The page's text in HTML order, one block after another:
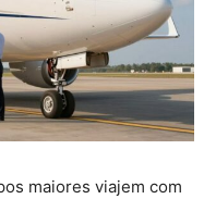
maiores viajem com